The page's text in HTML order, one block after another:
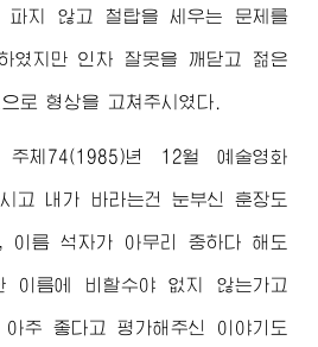
파지 않고 철탑을 세우는 문제를
였지만 인차 잘못을 깨닫고 젊은
로 형상을 고쳐주시였다.
주체74(1985)년 12월 예술영화
고 내가 바라는건 눈부신 훈장도
이름 석자가 아무리 중하다 해도
이름에 비할수야 없지 않는가고
주 좋다고 평가해주신 이야기도